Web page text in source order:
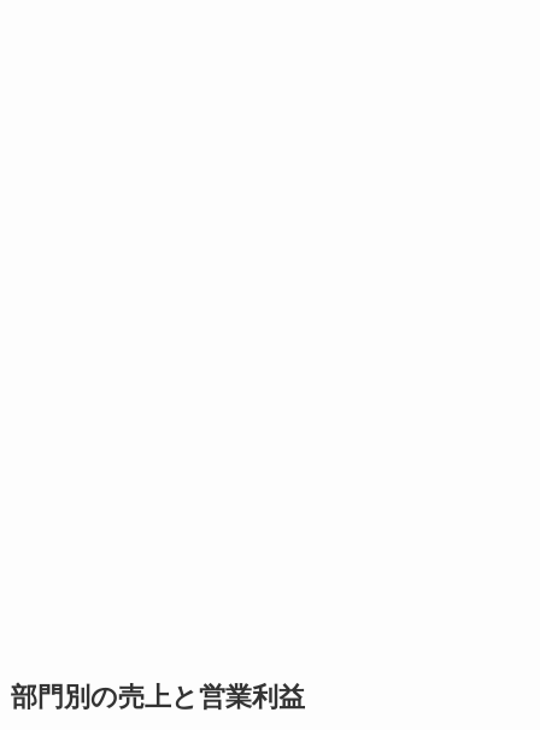
部門別の売上と営業利益